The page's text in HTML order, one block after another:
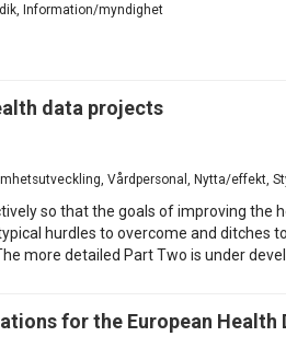
Information/myndighet
data projects
Vårdpersonal, Nytta/effekt,
so that the goals of improving the
hurdles to overcome and ditches
more detailed Part Two is under
for the European Health